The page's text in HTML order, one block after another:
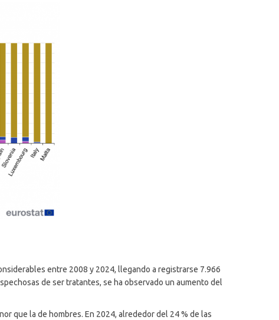
entre 2008 y 2024, llegando a registrarse 7.966
de ser tratantes, se ha observado un aumento del
que la de hombres. En 2024, alrededor del 24 % de las